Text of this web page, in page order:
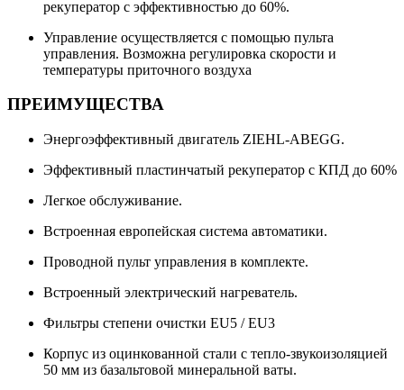
рекуператор с эффективностью до 60%.
Управление осуществляется с помощью пульта
управления. Возможна регулировка скорости и
температуры приточного воздуха
ПРЕИМУЩЕСТВА
Энергоэффективный двигатель ZIEHL-ABEGG.
Эффективный пластинчатый рекуператор с КПД до 60%
Легкое обслуживание.
Встроенная европейская система автоматики.
Проводной пульт управления в комплекте.
Встроенный электрический нагреватель.
Фильтры степени очистки EU5 / EU3
Корпус из оцинкованной стали с тепло-звукоизоляцией
50 мм из базальтовой минеральной ваты.